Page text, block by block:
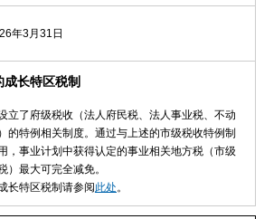
年3月31日
成长特区税制
立了府级税收（法人府民税、法人事业税、不动
的特例相关制度。通过与上述的市级税收特例制
，事业计划中获得认定的事业相关地方税（市级
）最大可完全减免。
长特区税制请参阅此处。